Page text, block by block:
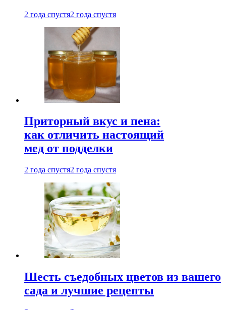
2 года спустя2 года спустя
Приторный вкус и пена:
как отличить настоящий
мед от подделки
2 года спустя2 года спустя
Шесть съедобных цветов из вашего
сада и лучшие рецепты